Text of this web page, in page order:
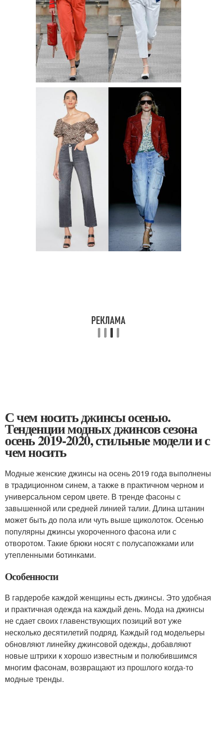
С чем носить джинсы осенью.
Тенденции модных джинсов сезона
осень 2019-2020, стильные модели и с
чем носить
Модные женские джинсы на осень 2019 года выполнены
в традиционном синем, а также в практичном черном и
универсальном сером цвете. В тренде фасоны с
завышенной или средней линией талии. Длина штанин
может быть до пола или чуть выше щиколоток. Осенью
популярны джинсы укороченного фасона или с
отворотом. Такие брюки носят с полусапожками или
утепленными ботинками.
Особенности
В гардеробе каждой женщины есть джинсы. Это удобная
и практичная одежда на каждый день. Мода на джинсы
не сдает своих главенствующих позиций вот уже
несколько десятилетий подряд. Каждый год модельеры
обновляют линейку джинсовой одежды, добавляют
новые штрихи к хорошо известным и полюбившимся
многим фасонам, возвращают из прошлого когда-то
модные тренды.